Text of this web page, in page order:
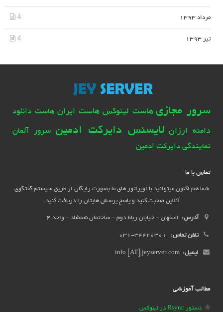
مرداد 1393 4
تیر 1393 4
سرور مجازی هاست لینوکس هاست ایران هاست دانلود
دامنه ارزان لایسنس دایرکت ادمین سرور آلمان
نمایندگی دایرکت ادمین
تماس با ما
شما هم اکنون میتوانید با اوپراتور های ما بصورت رایگان از طریق سیستم گفتگوی
آنلاین صحبت کنید و پاسخ پرسش هایتان را دریافت کنید.
آدرس: اصفهان - خیابان رباط دوم - ساختمان شمشاد - واحد 4
تلفن تماس:
ایمیل:
مطالب آموزشی
دستور Rsync در لینوکس